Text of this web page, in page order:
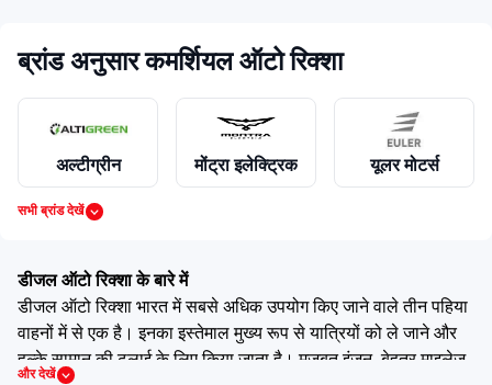
ब्रांड अनुसार कमर्शियल ऑटो रिक्शा
अल्टीग्रीन मोंट्रा इलेक्ट्रिक यूलर मोटर्स
महिंद्रा
ग्रीव्स मोबिलिटी
सभी ब्रांड देखें
डीजल ऑटो रिक्शा के बारे में
डीजल ऑटो रिक्शा भारत में सबसे अधिक उपयोग किए जाने वाले तीन पहिया
वाहनों में से एक है। इनका इस्तेमाल मुख्य रूप से यात्रियों को ले जाने और
हल्के सामान की ढुलाई के लिए किया जाता है। मजबूत इंजन, बेहतर माइलेज
और देखें